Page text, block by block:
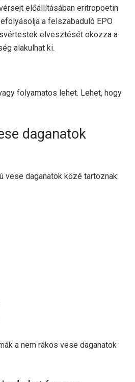
előállításában eritropoetin
a felszabaduló EPO
elvesztését okozza a
alakulhat ki.
folyamatos lehet. Lehet, hogy
daganatok
vese daganatok közé tartoznak:
a nem rákos vese daganatok